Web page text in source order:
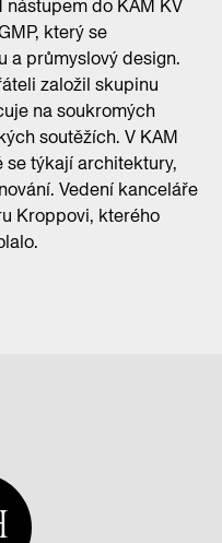
do KAM KV
který se
a průmyslový design.
založil skupinu
na soukromých
soutěžích. V KAM
se týkají architektury,
Vedení kanceláře
Kroppovi, kterého